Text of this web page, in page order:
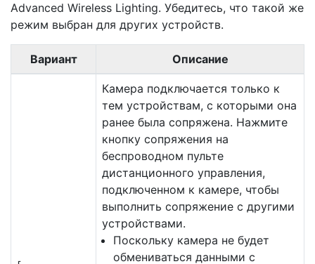
Advanced Wireless Lighting. Убедитесь, что такой же
режим выбран для других устройств.
Вариант Описание
Камера подключается только к
тем устройствам, с которыми она
ранее была сопряжена. Нажмите
кнопку сопряжения на
беспроводном пульте
дистанционного управления,
подключенном к камере, чтобы
выполнить сопряжение с другими
устройствами.
Поскольку камера не будет
обмениваться данными с